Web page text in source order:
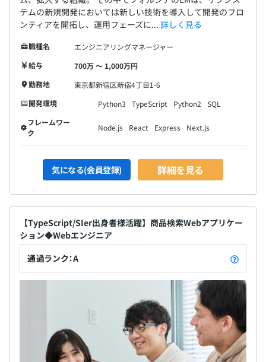
テムの新規開発においては新しい技術を導入して開発のフロ
ンティアを開拓し、運用フェーズに... 詳しく見る
職種名
エンジニアリングマネージャー
給与
700万 〜 1,000万円
勤務地
東京都新宿区新宿4丁目1-6
開発環境
Python3 TypeScript Python2
SQL
フレームワー
ク
Node.js React Express Next.js
気になる(会員登録) 詳細を見る
【TypeScript/SIer出身者様活躍】商品検索Webアプリケー
ション◆Webエンジニア
通過ランク：A